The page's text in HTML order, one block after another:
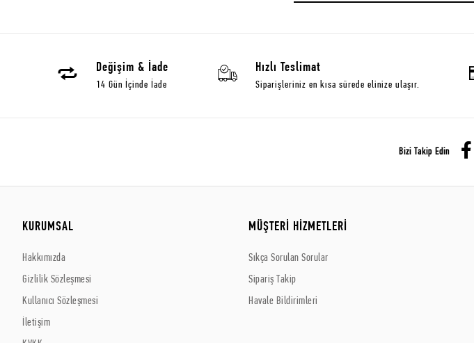
Değişim & İade
14 Gün İçinde İade
Hızlı Teslimat
Siparişleriniz en kısa sürede elinize ulaşır.
Bizi Takip Edin
KURUMSAL
Hakkımızda
Gizlilik Sözleşmesi
Kullanıcı Sözleşmesi
İletişim
MÜŞTERİ HİZMETLERİ
Sıkça Sorulan Sorular
Sipariş Takip
Havale Bildirimleri